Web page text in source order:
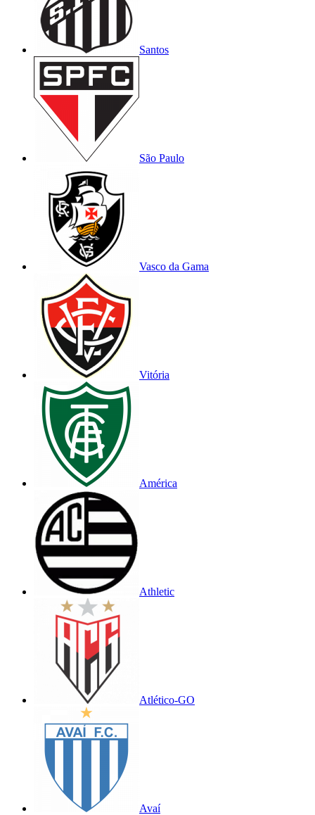
Santos
São Paulo
Vasco da Gama
Vitória
América
Athletic
Atlético-GO
Avaí